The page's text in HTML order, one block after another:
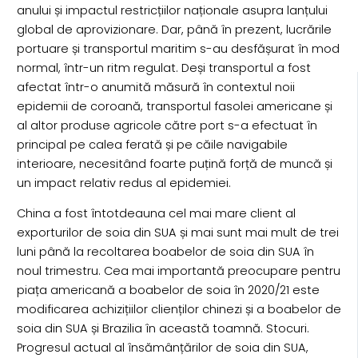
anului și impactul restricțiilor naționale asupra lanțului
global de aprovizionare. Dar, până în prezent, lucrările
portuare și transportul maritim s-au desfășurat în mod
normal, într-un ritm regulat. Deși transportul a fost
afectat într-o anumită măsură în contextul noii
epidemii de coroană, transportul fasolei americane și
al altor produse agricole către port s-a efectuat în
principal pe calea ferată și pe căile navigabile
interioare, necesitând foarte puțină forță de muncă și
un impact relativ redus al epidemiei.
China a fost întotdeauna cel mai mare client al
exporturilor de soia din SUA și mai sunt mai mult de trei
luni până la recoltarea boabelor de soia din SUA în
noul trimestru. Cea mai importantă preocupare pentru
piața americană a boabelor de soia în 2020/21 este
modificarea achizițiilor clienților chinezi și a boabelor de
soia din SUA și Brazilia în această toamnă. Stocuri.
Progresul actual al însămânțărilor de soia din SUA,